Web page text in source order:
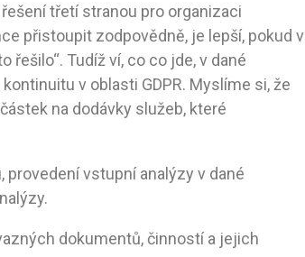
třetí stranou pro organizaci
přistoupit zodpovědně, je lepší, pokud v
řešilo“. Tudíž ví, co co jde, v dané
v oblasti GDPR. Myslíme si, že
na dodávky služeb, které
vstupní analýzy v dané
dokumentů, činností a jejich